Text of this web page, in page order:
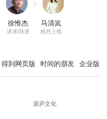
徐惟杰
讲述/转述
马清岚
校对上线
得到网页版 时间的朋友 企业版
湛庐文化